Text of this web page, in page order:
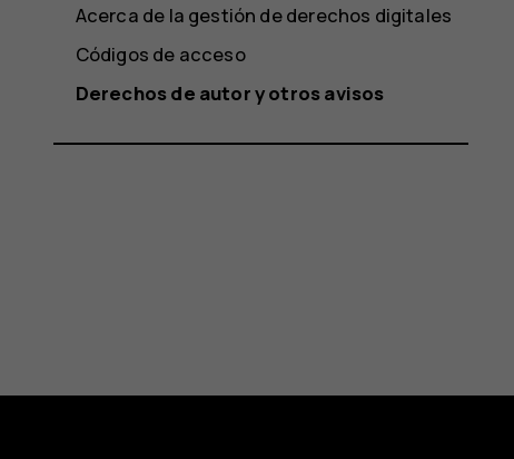
Acerca de la gestión de derechos digitales
Códigos de acceso
Derechos de autor y otros avisos